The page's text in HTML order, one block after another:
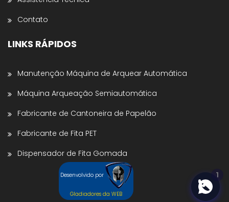
1
Estado *
Enviar para WhatsApp
Contato
LINKS RÁPIDOS
Manutenção Máquina de Arquear Automática
Máquina Arqueação Semiautomática
Fabricante de Cantoneira de Papelão
Fabricante de Fita PET
Dispensador de Fita Gomada
Desenvolvido por
Gladiadores da WEB